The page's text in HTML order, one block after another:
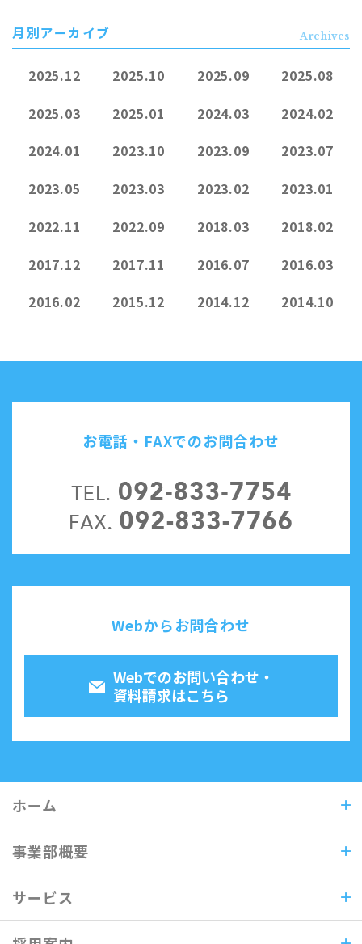
月別アーカイブ Archives
2025.12 2025.10 2025.09 2025.08
2025.03 2025.01 2024.03 2024.02
2024.01 2023.10 2023.09 2023.07
2023.05 2023.03 2023.02 2023.01
2022.11 2022.09 2018.03 2018.02
2017.12 2017.11 2016.07 2016.03
2016.02 2015.12 2014.12 2014.10
お電話・FAXでのお問合わせ
Webからお問合わせ
Webでのお問い合わせ・
資料請求はこちら
ホーム
事業部概要
サービス